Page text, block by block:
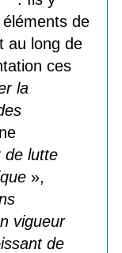
de
au long de
ces
la
de lutte
»,
vigueur
de